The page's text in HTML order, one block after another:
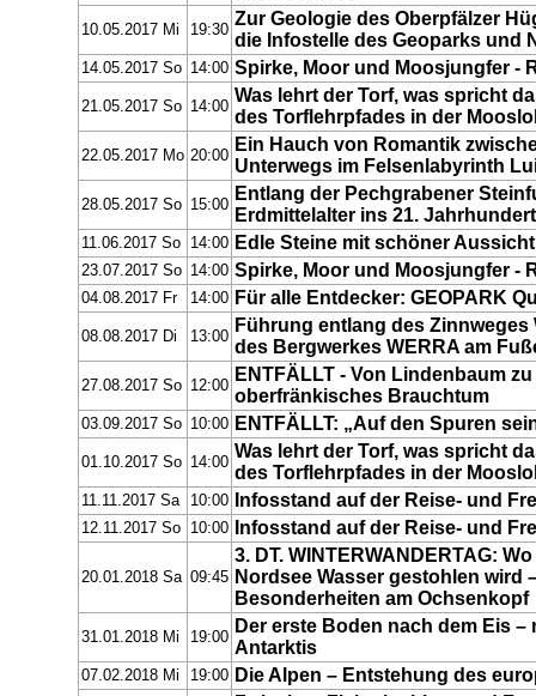
10.05.2017 Mi 19:30
Zur Geologie des Oberpfälzer
die Infostelle des Geoparks und
14.05.2017 So 14:00 Spirke, Moor und Moosjungfer -
21.05.2017 So 14:00
Was lehrt der Torf, was spricht
des Torflehrpfades in der
22.05.2017 Mo 20:00
Ein Hauch von Romantik
Unterwegs im Felsenlabyrinth
28.05.2017 So 15:00
Entlang der Pechgrabener
Erdmittelalter ins 21. Jahrhundert
11.06.2017 So 14:00 Edle Steine mit schöner Aussicht
23.07.2017 So 14:00 Spirke, Moor und Moosjungfer -
04.08.2017 Fr 14:00 Für alle Entdecker: GEOPARK
08.08.2017 Di 13:00
Führung entlang des
des Bergwerkes WERRA am
27.08.2017 So 12:00
ENTFÄLLT - Von Lindenbaum
oberfränkisches Brauchtum
03.09.2017 So 10:00 ENTFÄLLT: „Auf den Spuren
01.10.2017 So 14:00
Was lehrt der Torf, was spricht
des Torflehrpfades in der
11.11.2017 Sa 10:00 Infosstand auf der Reise- und
12.11.2017 So 10:00 Infosstand auf der Reise- und
20.01.2018 Sa 09:45
3. DT. WINTERWANDERTAG:
Nordsee Wasser gestohlen
Besonderheiten am Ochsenkopf
31.01.2018 Mi 19:00
Der erste Boden nach dem Eis
Antarktis
07.02.2018 Mi 19:00 Die Alpen – Entstehung des